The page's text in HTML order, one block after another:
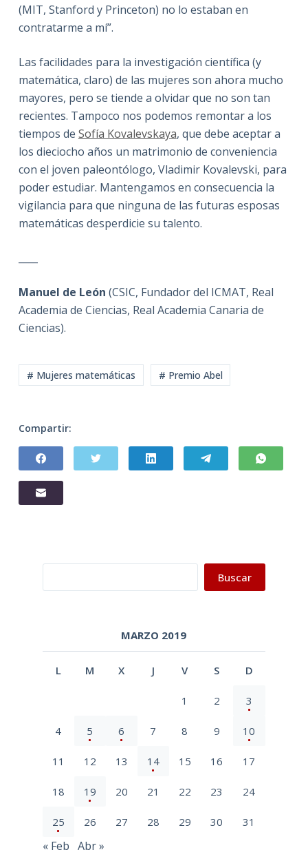
(MIT, Stanford y Princeton) no lo estaban en
contratarme a mí”.
Las facilidades para la investigación científica (y
matemática, claro) de las mujeres son ahora mucho
mayores, pero se tiende a olvidar que no son tan
recientes. Tampoco nos podemos remontar a los
tiempos de Sofía Kovalevskaya, que debe aceptar a
los dieciocho años un matrimonio de conveniencia
con el joven paleontólogo, Vladimir Kovalevski, para
poder estudiar. Mantengamos en consecuencia la
vigilancia para que ninguna de las futuras esposas
matemáticas desperdicie su talento.
Manuel de León (CSIC, Fundador del ICMAT, Real
Academia de Ciencias, Real Academia Canaria de
Ciencias).
# Mujeres matemáticas # Premio Abel
Compartir:
Buscar
MARZO 2019
L M X J V S D
1 2 3
4 5 6 7 8 9 10
11 12 13 14 15 16 17
18 19 20 21 22 23 24
25 26 27 28 29 30 31
« Feb Abr »